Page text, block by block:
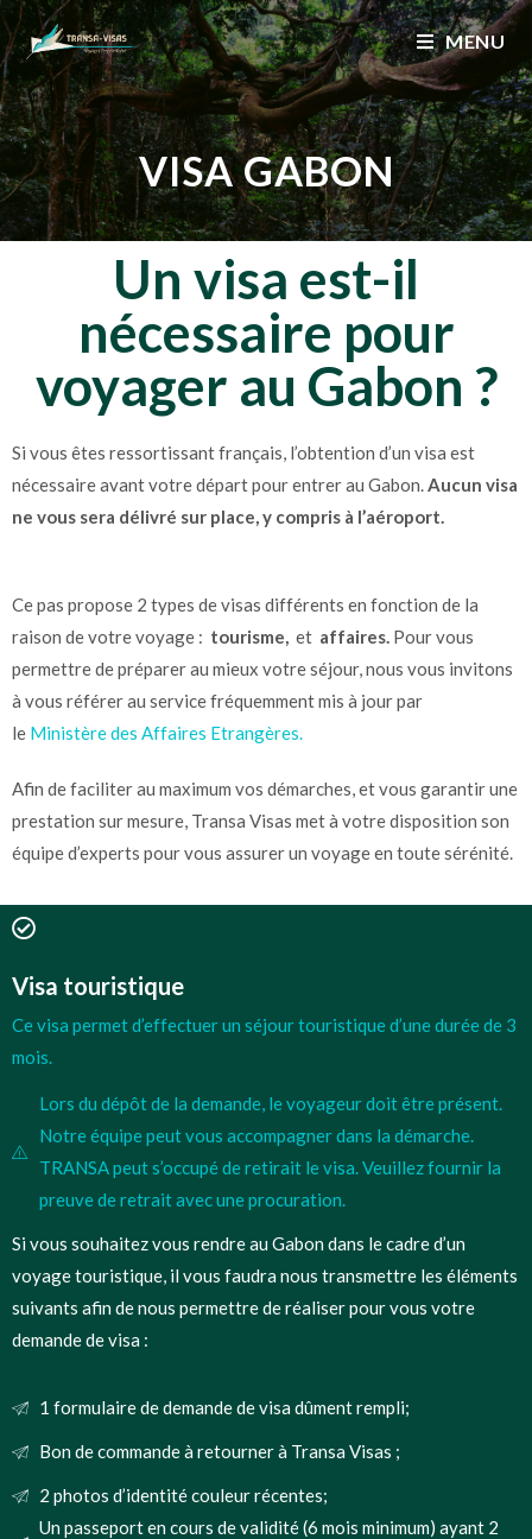
MENU
VISA GABON
Un visa est-il
nécessaire pour
voyager au Gabon ?
Si vous êtes ressortissant français, l’obtention d’un visa est
nécessaire avant votre départ pour entrer au Gabon.Aucun visa
ne vous sera délivré sur place, y compris à l’aéroport.
Ce pas propose 2 types de visas différents en fonction de la
raison de votre voyage : tourisme, et affaires. Pour vous
permettre de préparer au mieux votre séjour, nous vous invitons
à vous référer au service fréquemment mis à jour par
le Ministère des Affaires Etrangères.
Afin de faciliter au maximum vos démarches, et vous garantir une
prestation sur mesure, Transa Visas met à votre disposition son
équipe d’experts pour vous assurer un voyage en toute sérénité.
Visa touristique
Ce visa permet d’effectuer un séjour touristique d’une durée de 3
mois.
Lors du dépôt de la demande, le voyageur doit être présent.
Notre équipe peut vous accompagner dans la démarche.
TRANSA peut s’occupé de retirait le visa. Veuillez fournir la
preuve de retrait avec une procuration.
Si vous souhaitez vous rendre au Gabon dans le cadre d’un
voyage touristique, il vous faudra nous transmettre les éléments
suivants afin de nous permettre de réaliser pour vous votre
demande de visa :
1 formulaire de demande de visa dûment rempli;
Bon de commande à retourner à Transa Visas ;
2 photos d’identité couleur récentes;
Un passeport en cours de validité (6 mois minimum) ayant 2